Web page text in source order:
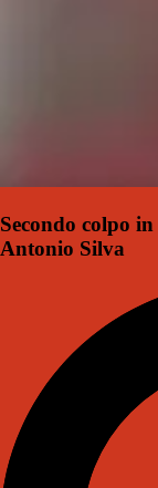
Secondo colpo
Antonio Silva